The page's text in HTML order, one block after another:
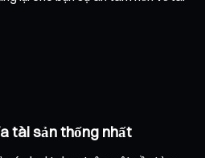
tài sản thống nhất